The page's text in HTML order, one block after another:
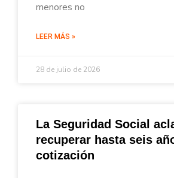
menores no
LEER MÁS »
28 de julio de 2026
La Seguridad Social
recuperar hasta seis
cotización